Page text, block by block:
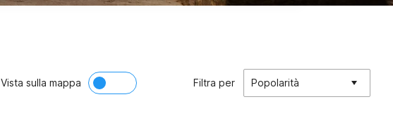
Vista sulla mappa Filtra per Popolarità